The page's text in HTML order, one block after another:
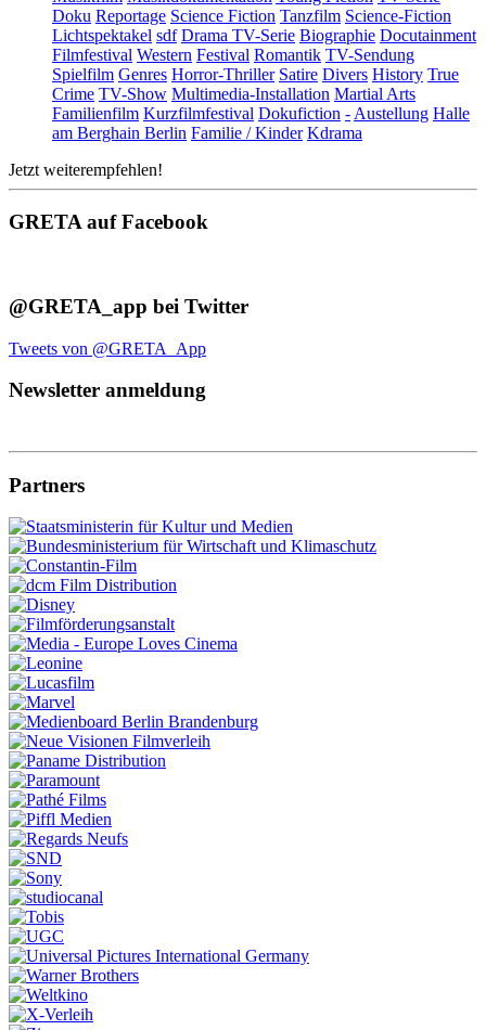
Doku Reportage Science Fiction Tanzfilm Science-Fiction
Lichtspektakel sdf Drama TV-Serie Biographie Docutainment
Filmfestival Western Festival Romantik TV-Sendung
Spielfilm Genres Horror-Thriller Satire Divers History True
Crime TV-Show Multimedia-Installation Martial Arts
Familienfilm Kurzfilmfestival Dokufiction - Austellung Halle
am Berghain Berlin Familie / Kinder Kdrama
Jetzt weiterempfehlen!
GRETA auf Facebook
@GRETA_app bei Twitter
Tweets von @GRETA_App
Newsletter anmeldung
Partners